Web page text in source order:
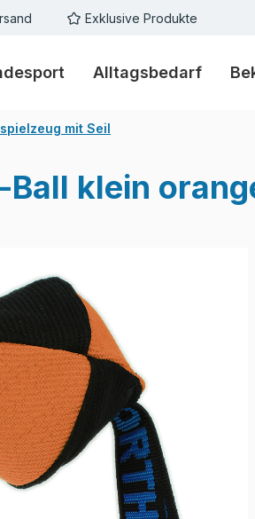
Exklusive Produkte
Alltagsbedarf
mit Seil
klein